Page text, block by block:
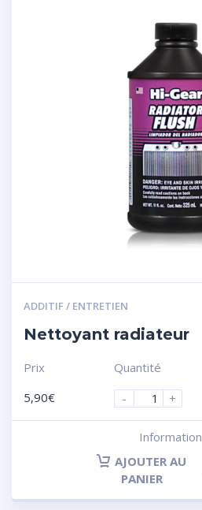
ADDITIF / ENTRETIEN
Nettoyant radiateur
Prix
5,90€
Quantité
-
+
Information
AJOUTER AU
PANIER